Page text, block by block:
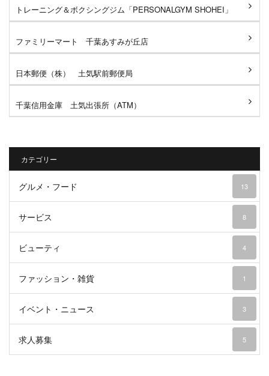
トレーニング＆ボクシングジム「PERSONALGYM SHOHEI」
ファミリーマート 千葉あすみが丘店
日本郵便（株） 土気駅前郵便局
千葉信用金庫 土気出張所（ATM）
カテゴリー
グルメ・フード 13
サービス 8
ビューティ 4
ファッション・雑貨 1
イベント・ニュース 3
求人募集 5